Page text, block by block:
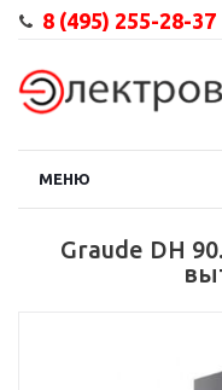
8 (495) 255-28-37
МЕНЮ
Graude DH